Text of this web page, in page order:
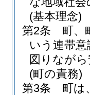
(基本理念)
第2条
町、
いう連帯
図りなが
(町の責務)
第3条
町は